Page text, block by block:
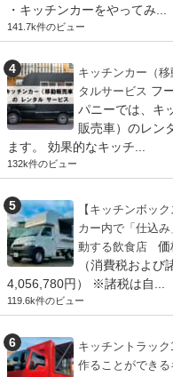
・キッチンカーをやってみ...
141.7k件のビュー
キッチンカー（
タルサービス フ
パニーでは、キ
販売車）のレン
ます。 効果的なキッチ...
132k件のビュー
【キッチンボッ
カー内で「仕込
動する飲食店
価
（消費税および
4,056,780円） ※諸税は自...
119.6k件のビュー
キッチントラッ
作ることができる